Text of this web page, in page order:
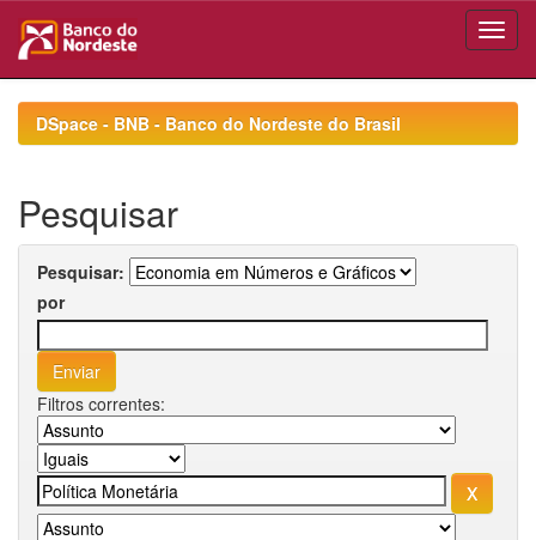
navigationDSpace - BNB - Banco do Nordeste do Brasil
Pesquisar
Pesquisar:
por
Filtros correntes: